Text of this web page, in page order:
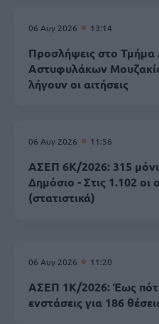
06 Αυγ 2026 13:14
Προσλήψεις στο Τμήμα
Αστυφυλάκων
λήγουν οι αιτήσεις
06 Αυγ 2026 11:56
ΑΣΕΠ 6Κ/2026: 315
Δημόσιο - Στις 1.102 οι
(στατιστικά)
06 Αυγ 2026 11:20
ΑΣΕΠ 1Κ/2026: Έως
ενστάσεις για 186